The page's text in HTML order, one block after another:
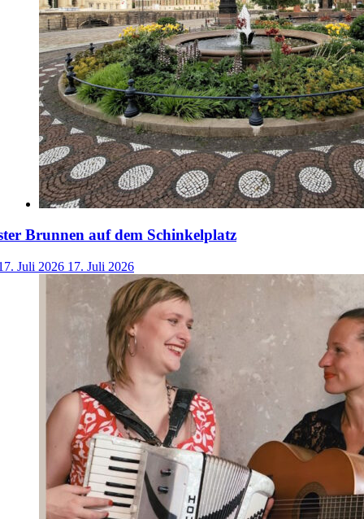
Brunnen auf dem Schinkelplatz
Juli 2026 17. Juli 2026